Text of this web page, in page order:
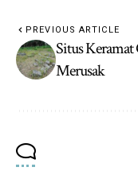
PREVIOUS ARTICLE
Situs Keramat
Merusak